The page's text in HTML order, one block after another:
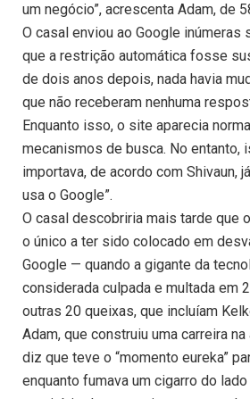
um negócio”, acrescenta Adam, de
O casal enviou ao Google inúmeras
que a restrição automática fosse
de dois anos depois, nada havia
que não receberam nenhuma
Enquanto isso, o site aparecia
mecanismos de busca. No entanto,
importava, de acordo com Shivaun,
usa o Google”.
O casal descobriria mais tarde que
o único a ter sido colocado em
Google — quando a gigante da
considerada culpada e multada em
outras 20 queixas, que incluíam
Adam, que construiu uma carreira
diz que teve o “momento eureka”
enquanto fumava um cigarro do